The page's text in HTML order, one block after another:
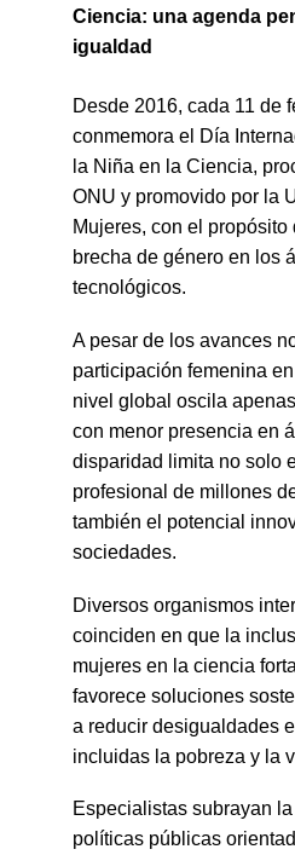
Ciencia: una agenda
igualdad
Desde 2016, cada 11 de
conmemora el Día
la Niña en la Ciencia,
ONU y promovido por la
Mujeres, con el
brecha de género en los
tecnológicos.
A pesar de los avances
participación femenina
nivel global oscila
con menor presencia en
disparidad limita no solo
profesional de millones
también el potencial
sociedades.
Diversos organismos
coinciden en que la
mujeres en la ciencia
favorece soluciones
a reducir desigualdades
incluidas la pobreza y la
Especialistas subrayan
políticas públicas